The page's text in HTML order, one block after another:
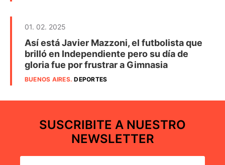
01. 02. 2025
Así está Javier Mazzoni, el futbolista que
brilló en Independiente pero su día de
gloria fue por frustrar a Gimnasia
BUENOS AIRES.DEPORTES
SUSCRIBITE A NUESTRO
NEWSLETTER